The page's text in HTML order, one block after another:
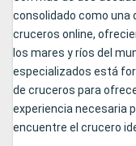
consolidado como una
cruceros online,
los mares y ríos del
especializados está
de cruceros para
experiencia necesaria
encuentre el crucero